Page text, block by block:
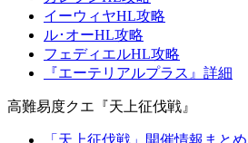
イーウィヤHL攻略
ル･オーHL攻略
フェディエルHL攻略
『エーテリアルプラス』詳細
高難易度クエ『天上征伐戦』
「天上征伐戦」開催情報まとめ